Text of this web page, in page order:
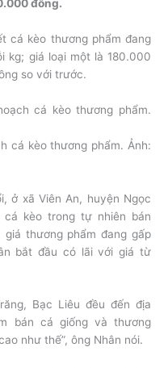
đồng.
cá kèo thương phẩm đang
kg; giá loại một là 180.000
so với trước.
cá kèo thương phẩm. Ảnh:
ở xã Viên An, huyện Ngọc
kèo trong tự nhiên bán
thương phẩm đang gấp
bắt đầu có lãi với giá từ
Bạc Liêu đều đến địa
bán cá giống và thương
như thế”, ông Nhân nói.